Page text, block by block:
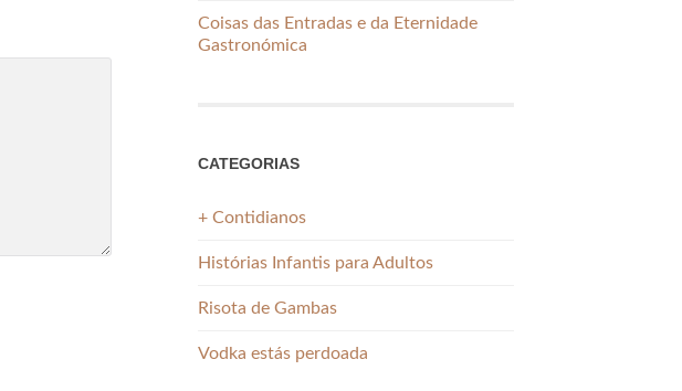
Coisas das Entradas e da Eternidade
Gastronómica
CATEGORIAS
+ Contidianos
Histórias Infantis para Adultos
Risota de Gambas
Vodka estás perdoada